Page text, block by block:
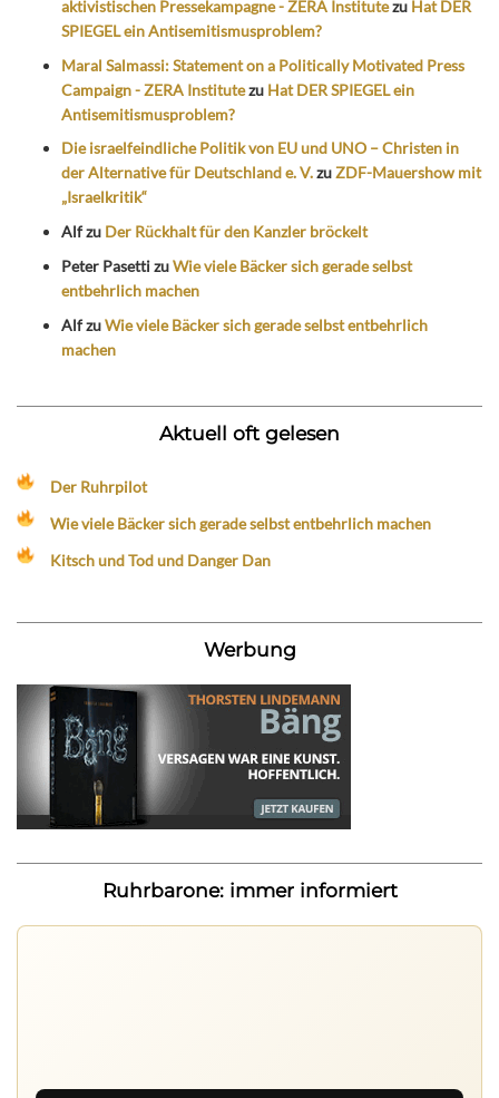
aktivistischen Pressekampagne - ZERA Institutezu Hat DER
SPIEGEL ein Antisemitismusproblem?
Maral Salmassi: Statement on a Politically Motivated Press
Campaign - ZERA Institutezu Hat DER SPIEGEL ein
Antisemitismusproblem?
Die israelfeindliche Politik von EU und UNO – Christen in
der Alternative für Deutschland e. V.zuZDF-Mauershow mit
„Israelkritik“
Alfzu Der Rückhalt für den Kanzler bröckelt
Peter PasettizuWie viele Bäcker sich gerade selbst
entbehrlich machen
AlfzuWie viele Bäcker sich gerade selbst entbehrlich
machen
Aktuell oft gelesen
Der Ruhrpilot
Wie viele Bäcker sich gerade selbst entbehrlich machen
Kitsch und Tod und Danger Dan
Werbung
Ruhrbarone: immer informiert